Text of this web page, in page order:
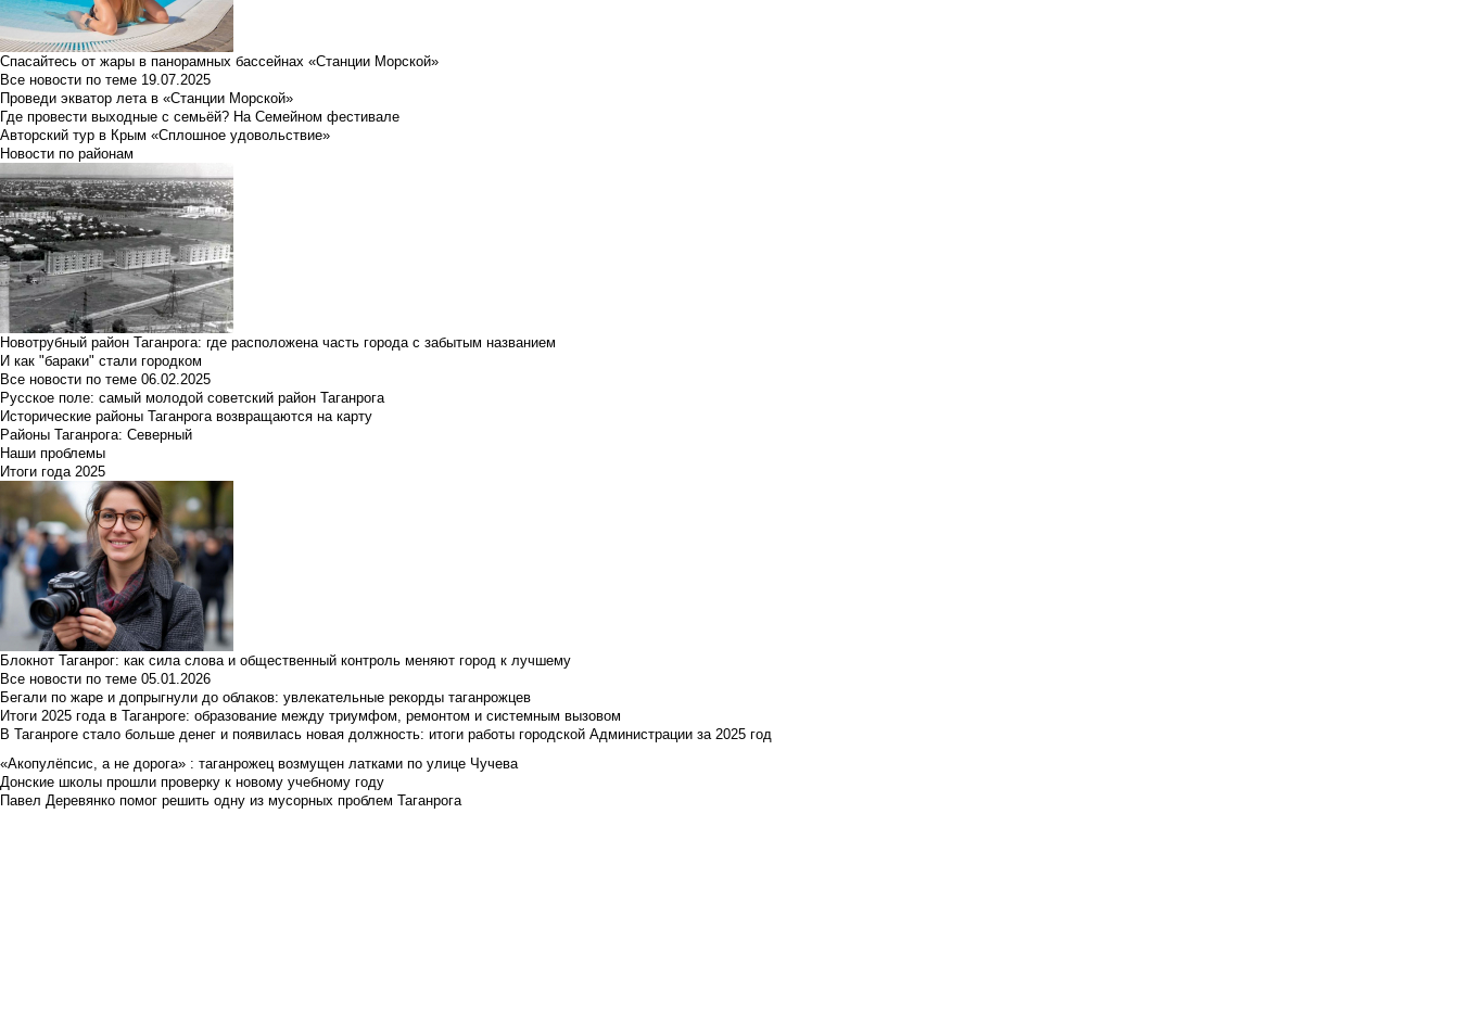
Спасайтесь от жары в панорамных бассейнах «Станции Морской»
Все новости по теме 19.07.2025
Проведи экватор лета в «Станции Морской»
Где провести выходные с семьёй? На Семейном фестивале
Авторский тур в Крым «Сплошное удовольствие»
Новости по районам
Новотрубный район Таганрога: где расположена часть города с забытым названием
И как "бараки" стали городком
Все новости по теме 06.02.2025
Русское поле: самый молодой советский район Таганрога
Исторические районы Таганрога возвращаются на карту
Районы Таганрога: Северный
Наши проблемы
Итоги года 2025
Блокнот Таганрог: как сила слова и общественный контроль меняют город к лучшему
Все новости по теме 05.01.2026
Бегали по жаре и допрыгнули до облаков: увлекательные рекорды таганрожцев
Итоги 2025 года в Таганроге: образование между триумфом, ремонтом и системным вызовом
В Таганроге стало больше денег и появилась новая должность: итоги работы городской Администрации за 2025 год
«Акопулёпсис, а не дорога» : таганрожец возмущен латками по улице Чучева
Донские школы прошли проверку к новому учебному году
Павел Деревянко помог решить одну из мусорных проблем Таганрога